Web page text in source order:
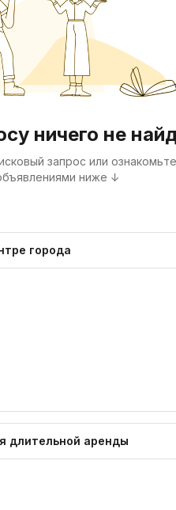
ничего не
запрос или
ниже ↓
города
длительной аренды